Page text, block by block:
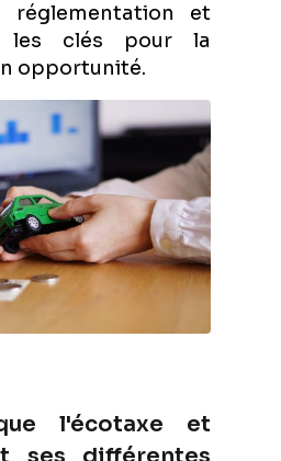
réglementation et
les clés pour la
opportunité.
l'écotaxe et